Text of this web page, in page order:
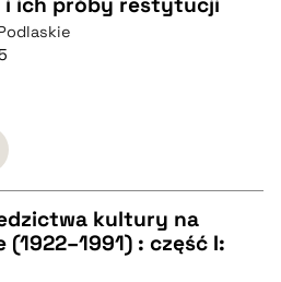
kultury na
: część I: